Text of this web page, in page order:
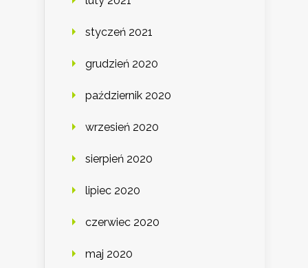
styczeń 2021
grudzień 2020
październik 2020
wrzesień 2020
sierpień 2020
lipiec 2020
czerwiec 2020
maj 2020